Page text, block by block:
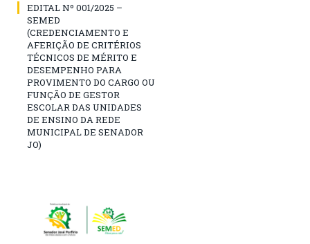
EDITAL Nº 001/2025 –
SEMED
(CREDENCIAMENTO E
AFERIÇÃO DE CRITÉRIOS
TÉCNICOS DE MÉRITO E
DESEMPENHO PARA
PROVIMENTO DO CARGO OU
FUNÇÃO DE GESTOR
ESCOLAR DAS UNIDADES
DE ENSINO DA REDE
MUNICIPAL DE SENADOR
JO)